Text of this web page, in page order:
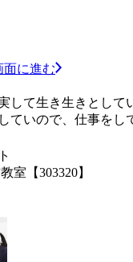
面に進む
して生き生きとして
ていので、仕事をし
室【303320】